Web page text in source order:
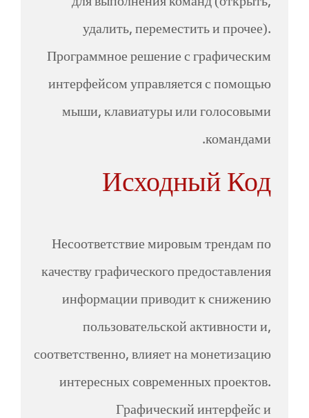
удалить, переместить и прочее).
Программное решение с графическим
интерфейсом управляется с помощью
мыши, клавиатуры или голосовыми
командами.
Исходный Код
Несоответствие мировым трендам по
качеству графического предоставления
информации приводит к снижению
пользовательской активности и,
соответственно, влияет на монетизацию
интересных современных проектов.
Графический интерфейс и